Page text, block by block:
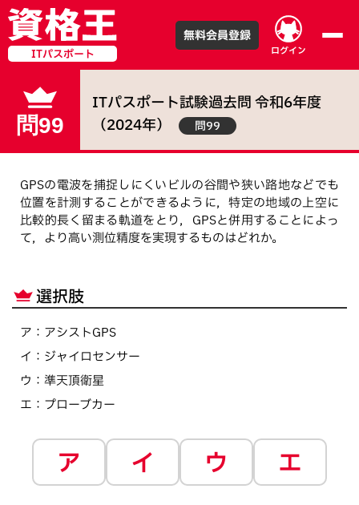
ITパスポート ログイン
無料会員登録
問99
ITパスポート試験過去問令和6年度
（2024年） 問99
GPSの電波を捕捉しにくいビルの谷間や狭い路地などでも
位置を計測することができるように，特定の地域の上空に
比較的長く留まる軌道をとり，GPSと併用することによっ
て，より高い測位精度を実現するものはどれか。
選択肢
ア ： アシストGPS
イ ： ジャイロセンサー
ウ ： 準天頂衛星
エ ： プローブカー
ア イ ウ エ